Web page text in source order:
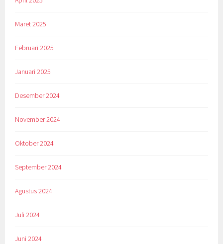
Maret 2025
Februari 2025
Januari 2025
Desember 2024
November 2024
Oktober 2024
September 2024
Agustus 2024
Juli 2024
Juni 2024